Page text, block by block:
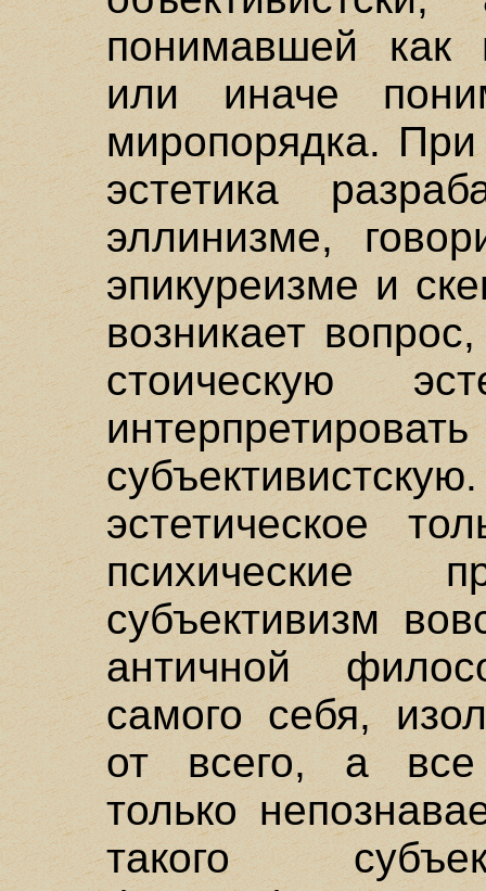
понимавшей как
или иначе
миропорядка. При
эстетика
эллинизме,
эпикуреизме и
возникает
стоическую
эстетическое
психические
субъективизм
античной
самого себя,
от всего, а все
только
такого